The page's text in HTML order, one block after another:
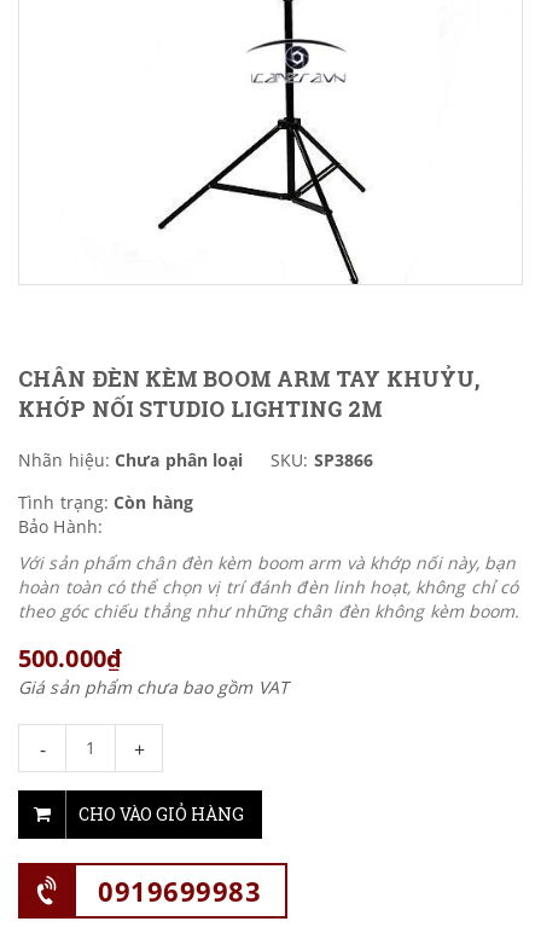
CHÂN ĐÈN KÈM BOOM ARM TAY KHUỶU,
KHỚP NỐI STUDIO LIGHTING 2M
Nhãn hiệu: Chưa phân loại SKU: SP3866
Tình trạng: Còn hàng
Bảo Hành:
Với sản phẩm chân đèn kèm boom arm và khớp nối này, bạn
hoàn toàn có thể chọn vị trí đánh đèn linh hoạt, không chỉ có
theo góc chiếu thẳng như những chân đèn không kèm boom.
500.000₫
Giá sản phẩm chưa bao gồm VAT
- +
CHO VÀO GIỎ HÀNG
0919699983